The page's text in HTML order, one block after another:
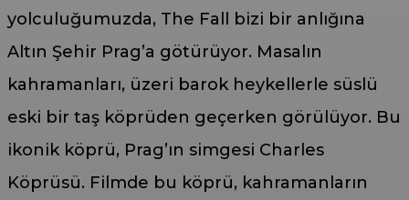
yolculuğumuzda, The Fall bizi bir anlığına
Altın Şehir Prag’a götürüyor. Masalın
kahramanları, üzeri barok heykellerle süslü
eski bir taş köprüden geçerken görülüyor. Bu
ikonik köprü, Prag’ın simgesi Charles
Köprüsü. Filmde bu köprü, kahramanların